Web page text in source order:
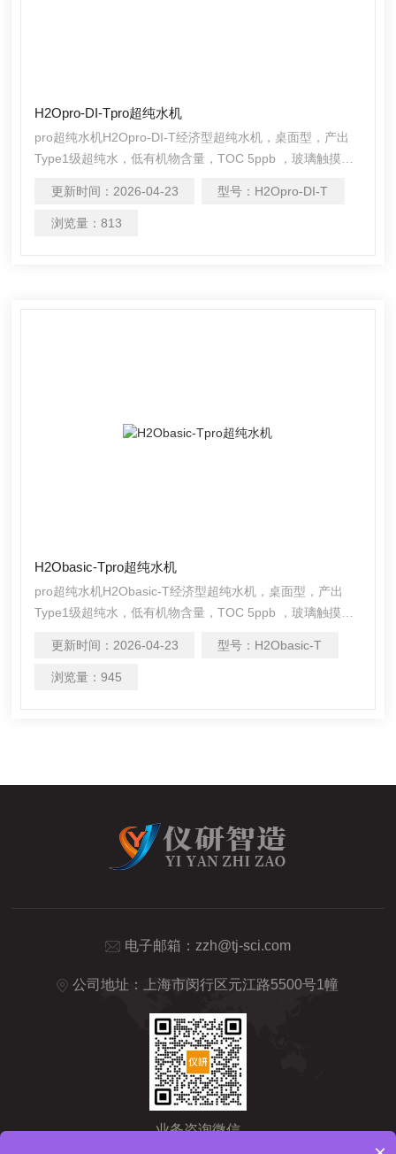
H2Opro-DI-Tpro超纯水机
pro超纯水机H2Opro-DI-T经济型超纯水机，桌面型，产出
Type1级超纯水，低有机物含量，TOC 5ppb ，玻璃触摸屏
更新时间： 2026-04-23 型号： H2Opro-DI-T
浏览量： 813
H2Obasic-Tpro超纯水机
pro超纯水机H2Obasic-T经济型超纯水机，桌面型，产出
Type1级超纯水，低有机物含量，TOC 5ppb ，玻璃触摸屏
更新时间： 2026-04-23 型号： H2Obasic-T
浏览量： 945
电子邮箱： zzh@tj-sci.com
公司地址：上海市闵行区元江路5500号1幢
业务咨询微信